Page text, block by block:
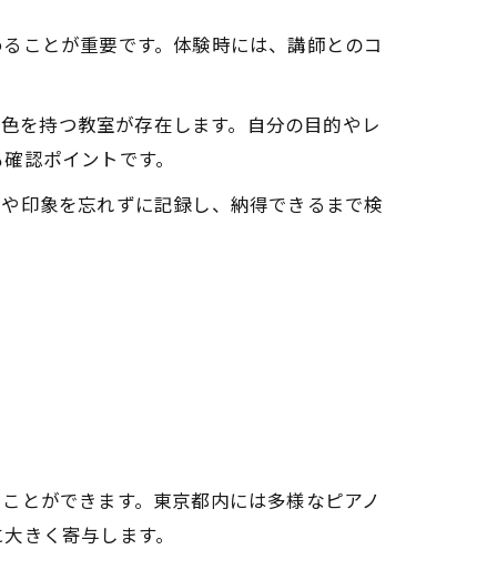
ことが重要です。体験時には、講師とのコ
を持つ教室が存在します。自分の目的やレ
認ポイントです。
印象を忘れずに記録し、納得できるまで検
とができます。東京都内には多様なピアノ
きく寄与します。